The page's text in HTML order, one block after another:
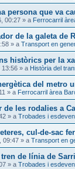
persona que va
00:27 » a Ferrocarril
de la galeta de
» a Transport en
històrics per la
13:56 » a Història del
del metro
» a Ferrocarril àrea
de les rodalies a
» a Trobades i
cul-de-sac
09:47 » a Transport en
de línia de
» a Trobades i